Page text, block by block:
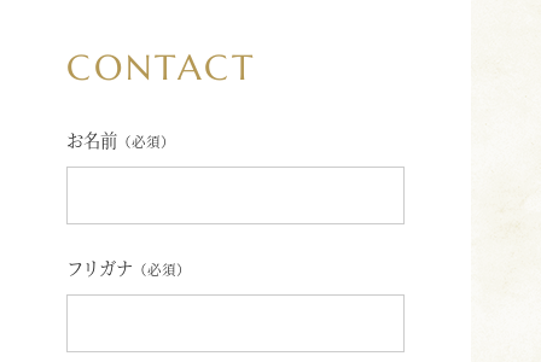
CONTACT
お名前 （必須）
フリガナ （必須）